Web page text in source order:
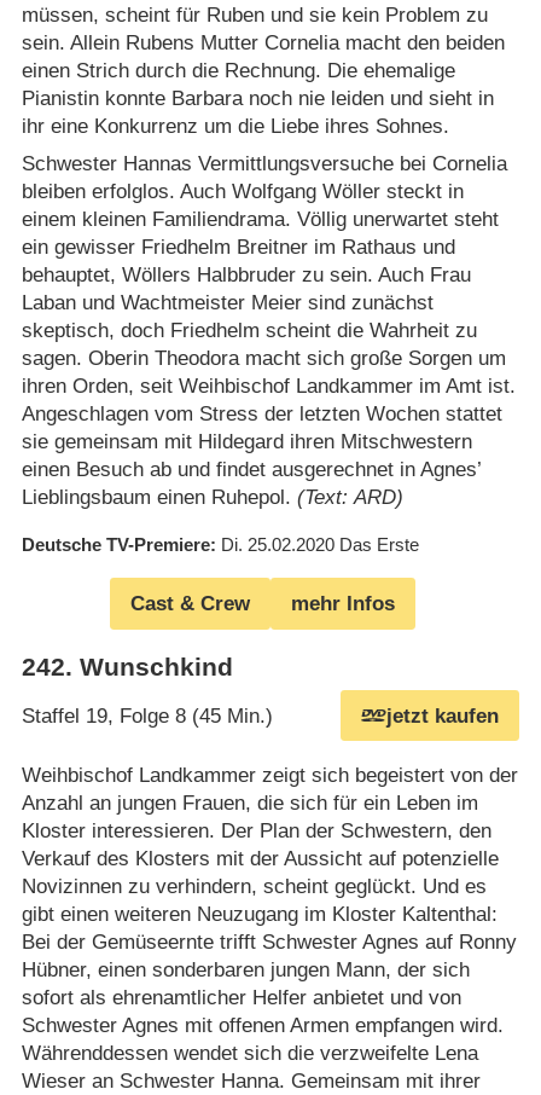
müssen, scheint für Ruben und sie kein Problem zu
sein. Allein Rubens Mutter Cornelia macht den beiden
einen Strich durch die Rechnung. Die ehemalige
Pianistin konnte Barbara noch nie leiden und sieht in
ihr eine Konkurrenz um die Liebe ihres Sohnes.
Schwester Hannas Vermittlungsversuche bei Cornelia
bleiben erfolglos. Auch Wolfgang Wöller steckt in
einem kleinen Familiendrama. Völlig unerwartet steht
ein gewisser Friedhelm Breitner im Rathaus und
behauptet, Wöllers Halbbruder zu sein. Auch Frau
Laban und Wachtmeister Meier sind zunächst
skeptisch, doch Friedhelm scheint die Wahrheit zu
sagen. Oberin Theodora macht sich große Sorgen um
ihren Orden, seit Weihbischof Landkammer im Amt ist.
Angeschlagen vom Stress der letzten Wochen stattet
sie gemeinsam mit Hildegard ihren Mitschwestern
einen Besuch ab und findet ausgerechnet in Agnes’
Lieblingsbaum einen Ruhepol. (Text: ARD)
Deutsche TV-Premiere Di. 25.02.2020 Das Erste
Cast & Crew mehr Infos
242. Wunschkind
Staffel 19, Folge 8 (45 Min.) jetzt kaufen
Weihbischof Landkammer zeigt sich begeistert von der
Anzahl an jungen Frauen, die sich für ein Leben im
Kloster interessieren. Der Plan der Schwestern, den
Verkauf des Klosters mit der Aussicht auf potenzielle
Novizinnen zu verhindern, scheint geglückt. Und es
gibt einen weiteren Neuzugang im Kloster Kaltenthal:
Bei der Gemüseernte trifft Schwester Agnes auf Ronny
Hübner, einen sonderbaren jungen Mann, der sich
sofort als ehrenamtlicher Helfer anbietet und von
Schwester Agnes mit offenen Armen empfangen wird.
Währenddessen wendet sich die verzweifelte Lena
Wieser an Schwester Hanna. Gemeinsam mit ihrer